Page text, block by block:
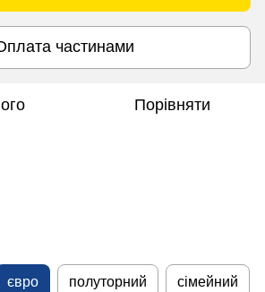
частинами
Порівняти
євро полуторний сімейний